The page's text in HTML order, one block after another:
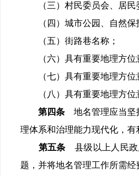
（三）村民委员会、居民
（四）城市公园、自然保
（五）街路巷名称；
（六）具有重要地理方位
（七）具有重要地理方位
（八）具有重要地理方位
第四条
地名管理应当
理体系和治理能力现代化，
第五条
县级以上人民
题，并将地名管理工作所需